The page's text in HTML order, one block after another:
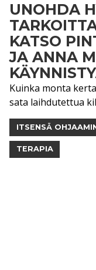
UNOHDA
KATSO
JA ANNA
Kuinka monta
sata laihdutettua
ITSENSÄ
TERAPIA